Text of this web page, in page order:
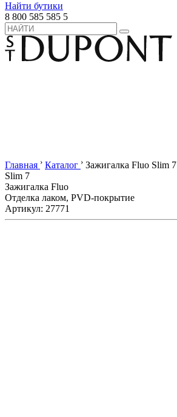
Найти бутики
8 800 585 585 5
Главная › Каталог › Зажигалка Fluo Slim 7
Slim 7
Зажигалка Fluo
Отделка лаком, PVD-покрытие
Артикул: 27771